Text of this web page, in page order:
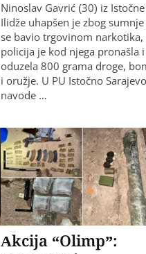
Ninoslav Gavrić (30) iz Istočne
Ilidže uhapšen je zbog sumnje
se bavio trgovinom narkotika,
policija je kod njega pronašla i
oduzela 800 grama droge,
i oružje. U PU Istočno Sarajevo
navode …
Akcija “Olimp”: